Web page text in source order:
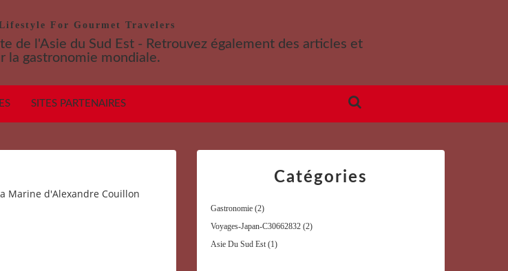
For Gourmet Travelers
de l'Asie du Sud Est - Retrouvez également des articles et
la gastronomie mondiale.
SITES PARTENAIRES
Marine d'Alexandre Couillon
Catégories
Gastronomie (2)
Voyages-Japan-C30662832 (2)
Asie Du Sud Est (1)